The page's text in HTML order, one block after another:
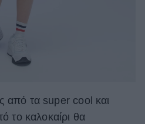
από τα super cool και
το καλοκαίρι θα